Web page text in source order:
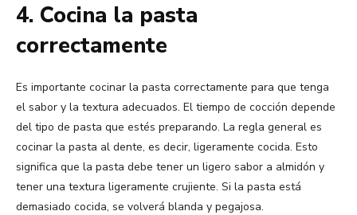
4. Cocina la pasta
correctamente
Es importante cocinar la pasta correctamente para que tenga
el sabor y la textura adecuados. El tiempo de cocción depende
del tipo de pasta que estés preparando. La regla general es
cocinar la pasta al dente, es decir, ligeramente cocida. Esto
significa que la pasta debe tener un ligero sabor a almidón y
tener una textura ligeramente crujiente. Si la pasta está
demasiado cocida, se volverá blanda y pegajosa.